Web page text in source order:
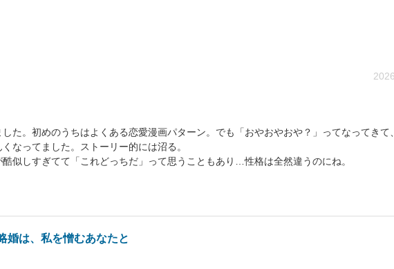
た。初めのうちはよくある恋愛漫画パターン。でも「おやおやおや？」ってなってきて
なってました。ストーリー的には沼る。
似しすぎてて「これどっちだ」って思うこともあり…性格は全然違うのにね。
婚は、私を憎むあなたと